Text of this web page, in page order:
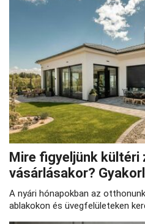
Mire figyeljünk kültéri
vásárlásakor?
A nyári hónapokban az
ablakokon és üvegfelületeken